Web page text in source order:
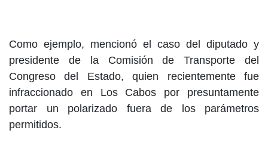
Como ejemplo, mencionó el caso del diputado y
presidente de la Comisión de Transporte del
Congreso del Estado, quien recientemente fue
infraccionado en Los Cabos por presuntamente
portar un polarizado fuera de los parámetros
permitidos.